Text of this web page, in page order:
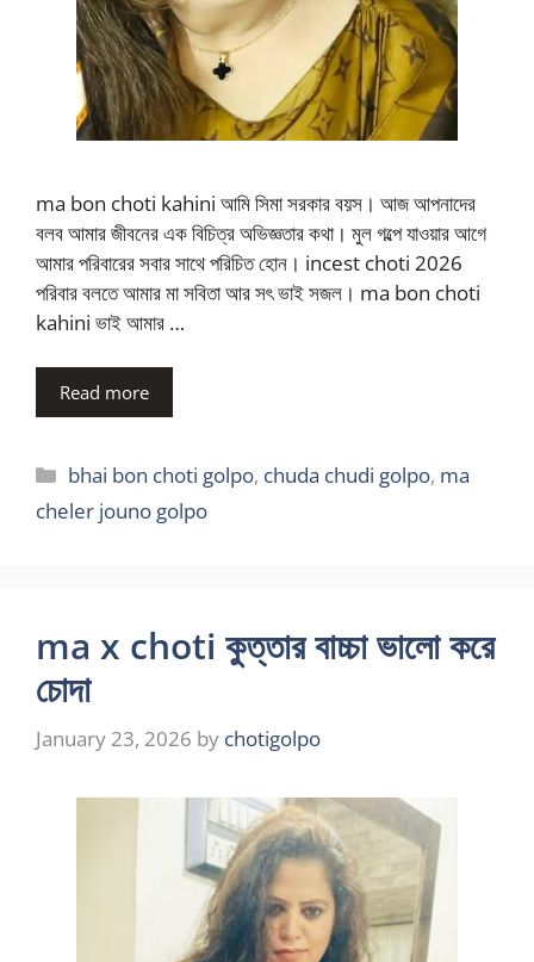
ma bon choti kahini আমি সিমা সরকার বয়স। আজ আপনাদের
বলব আমার জীবনের এক বিচিত্র অভিজ্ঞতার কথা। মুল গল্পে যাওয়ার আগে
আমার পরিবারের সবার সাথে পরিচিত হোন। incest choti 2026
পরিবার বলতে আমার মা সবিতা আর সৎ ভাই সজল। ma bon choti
kahini ভাই আমার …
Read more
Categories
bhai bon choti golpo, chuda chudi golpo, ma
cheler jouno golpo
ma x choti কুত্তার বাচ্চা ভালো করে
চোদা
January 23, 2026 by chotigolpo